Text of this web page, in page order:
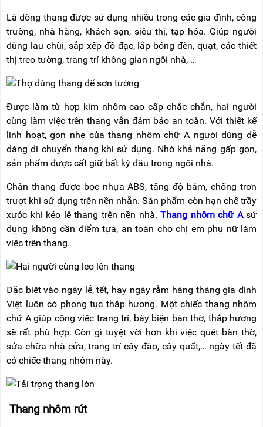
Là dòng thang được sử dụng nhiều trong các gia đình, công
trường, nhà hàng, khách sạn, siêu thị, tạp hóa. Giúp người
dùng lau chùi, sắp xếp đồ đạc, lắp bóng đèn, quạt, các thiết
thị treo tường, trang trí không gian ngôi nhà, …
Được làm từ hợp kim nhôm cao cấp chắc chắn, hai người
cùng làm việc trên thang vẫn đảm bảo an toàn. Với thiết kế
linh hoạt, gọn nhẹ của thang nhôm chữ A người dùng dễ
dàng di chuyển thang khi sử dụng. Nhờ khả năng gấp gọn,
sản phẩm được cất giữ bất kỳ đâu trong ngôi nhà.
Chân thang được bọc nhựa ABS, tăng độ bám, chống trơn
trượt khi sử dụng trên nền nhẵn. Sản phẩm còn hạn chế trầy
xước khi kéo lê thang trên nền nhà. Thang nhôm chữ A sử
dụng không cần điểm tựa, an toàn cho chị em phụ nữ làm
việc trên thang.
Đặc biệt vào ngày lễ, tết, hay ngày rằm hàng tháng gia đình
Việt luôn có phong tục thắp hương. Một chiếc thang nhôm
chữ A giúp công việc trang trí, bày biện bàn thờ, thắp hương
sẽ rất phù hợp. Còn gì tuyệt vời hơn khi việc quét bàn thờ,
sửa chữa nhà cửa, trang trí cây đào, cây quất,… ngày tết đã
có chiếc thang nhôm này.
Thang nhôm rút